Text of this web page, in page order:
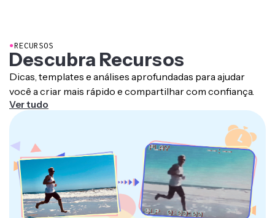
●RECURSOS
Descubra Recursos
Dicas, templates e análises aprofundadas para ajudar
você a criar mais rápido e compartilhar com confiança.
Ver tudo